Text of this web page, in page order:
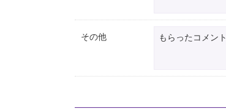
その他 もらったコメント